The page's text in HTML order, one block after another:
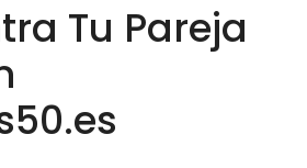
Tu Pareja